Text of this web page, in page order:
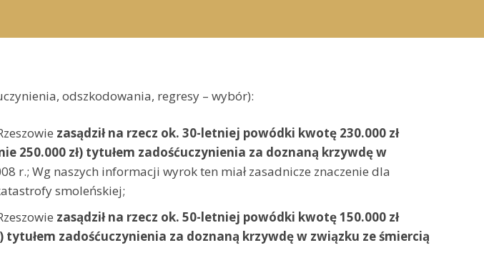
odszkodowania, regresy – wybór):
zasądził na rzecz ok. 30-letniej powódki kwotę 230.000 zł
250.000 zł) tytułem zadośćuczynienia za doznaną krzywdę w
r.; Wg naszych informacji wyrok ten miał zasadnicze znaczenie dla
smoleńskiej;
zasądził na rzecz ok. 50-letniej powódki kwotę 150.000 zł
tytułem zadośćuczynienia za doznaną krzywdę w związku ze śmiercią